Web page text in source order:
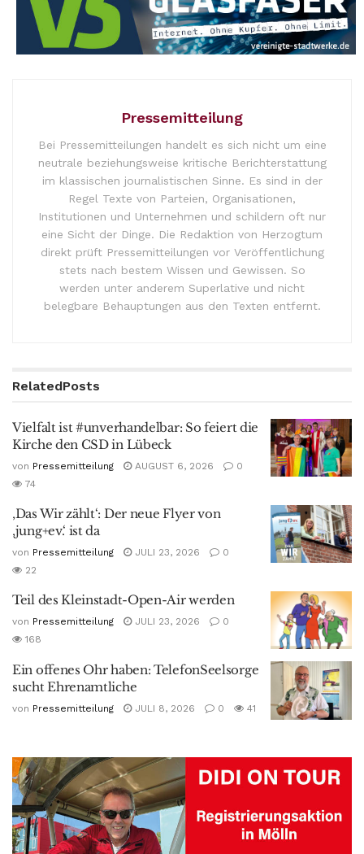
Pressemitteilung
Bei Pressemitteilungen handelt es sich nicht um eine
neutrale beziehungsweise kritische Berichterstattung
im klassischen journalistischen Sinne. Es sind in der
Regel Texte von Parteien, Organisationen,
Institutionen und Unternehmen und schildern oft nur
eine Sicht der Dinge. Die Redaktion von Herzogtum
direkt prüft Pressemitteilungen vor Veröffentlichung
stets nach bestem Wissen und Gewissen. So
werden unter anderem Superlative und nicht
belegbare Behauptungen aus den Texten entfernt.
RelatedPosts
Vielfalt ist #unverhandelbar: So feiert die
Kirche den CSD in Lübeck
von Pressemitteilung AUGUST 6, 2026
0
74
‚Das Wir zählt‘: Der neue Flyer von
‚jung+ev.‘ ist da
von Pressemitteilung JULI 23, 2026
0
22
Teil des Kleinstadt-Open-Air werden
von Pressemitteilung JULI 23, 2026
0
168
Ein offenes Ohr haben: TelefonSeelsorge
sucht Ehrenamtliche
von Pressemitteilung JULI 8, 2026 0 41